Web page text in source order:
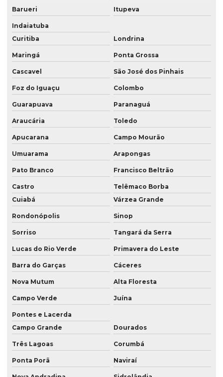
Mapeamento com drones em sp
Meio ambiente consultoria
Prestação de serviços de topografia
Serviço de consultoria ambiental em londrina
Serviço de consultoria ambiental em londrina pr
Serviço de consultoria ambiental no paraná
Serviço de consultoria ambiental no pr
Serviço de consultoria ambiental em presidente prudente
Serviço de consultoria ambiental em presidente prudente sp
Serviço de consultoria ambiental em são paulo
Serviço de georreferenciamento
Serviço de georreferenciamento em londrina
Serviço de georreferenciamento no paraná
Serviço de georreferenciamento no pr
Serviço de georreferenciamento em presidente prudente
Serviço de georreferenciamento em são paulo
Serviço de georreferenciamento em sp
Serviço de topografia
Barueri Itupeva
Indaiatuba
Curitiba
Londrina
Maringá Ponta Grossa
Cascavel São José dos Pinhais
Foz do Iguaçu Colombo
Guarapuava Paranaguá
Araucária Toledo
Apucarana Campo Mourão
Umuarama Arapongas
Pato Branco Francisco Beltrão
Castro
Telêmaco Borba
Cuiabá
Várzea Grande
Rondonópolis Sinop
Sorriso Tangará da Serra
Lucas do Rio Verde Primavera do Leste
Barra do Garças Cáceres
Nova Mutum Alta Floresta
Campo Verde Juína
Pontes e Lacerda
Campo Grande
Dourados
Três Lagoas Corumbá
Ponta Porã Naviraí